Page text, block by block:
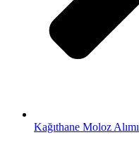
Kağıthane Moloz Alımı